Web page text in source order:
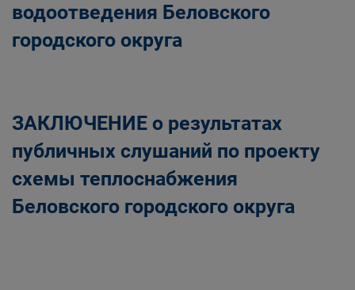
водоотведения Беловского
городского округа
ЗАКЛЮЧЕНИЕ о результатах
публичных слушаний по проекту
схемы теплоснабжения
Беловского городского округа